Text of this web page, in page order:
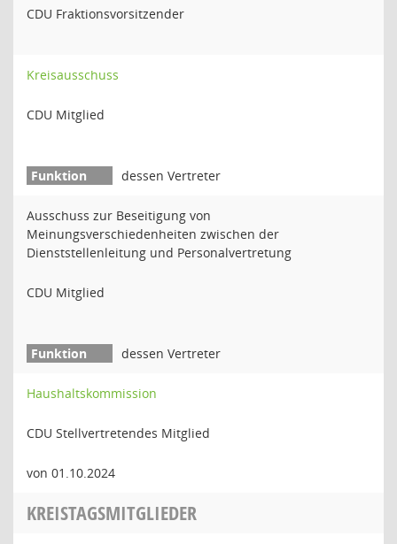
CDU Fraktionsvorsitzender
Kreisausschuss
CDU Mitglied
dessen Vertreter
Ausschuss zur Beseitigung von
Meinungsverschiedenheiten zwischen der
Dienststellenleitung und Personalvertretung
CDU Mitglied
dessen Vertreter
Haushaltskommission
CDU Stellvertretendes Mitglied
von 01.10.2024
KREISTAGSMITGLIEDER